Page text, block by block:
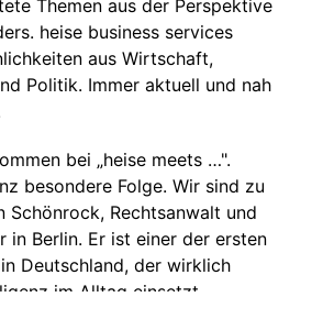
Themen aus der Perspektive
heise business services
aus Wirtschaft,
Politik. Immer aktuell und nah
bei „heise meets …".
besondere Folge. Wir sind zu
Schönrock, Rechtsanwalt und
in Berlin. Er ist einer der ersten
Deutschland, der wirklich
im Alltag einsetzt.